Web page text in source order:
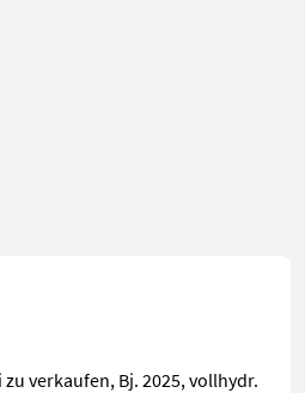
verkaufen, Bj. 2025, vollhydr.